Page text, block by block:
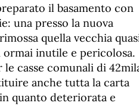
il basamento con
una presso la nuova
quella vecchia
ormai inutile e pericolosa.
casse comunali di
anche tutta la carta
quanto deteriorata e